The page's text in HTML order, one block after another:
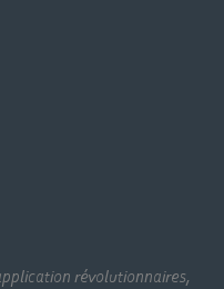
révolutionnaires,